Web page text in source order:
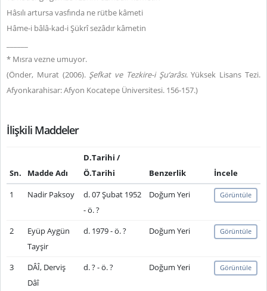
Hâsılı artursa vasfında ne rütbe kâmeti
Hâme-i bâlâ-kad-i Şükrî sezâdır kâmetin
* Mısra vezne umuyor.
(Önder, Murat (2006). Şefkat ve Tezkire-i Şu‘arâsı. Yüksek Lisans Tezi.
Afyonkarahisar: Afyon Kocatepe Üniversitesi. 156-157.)
İlişkili Maddeler
Sn. Madde Adı
D.Tarihi /
Ö.Tarihi
Benzerlik
İncele
1
Nadir Paksoy
d. 07 Şubat 1952
- ö. ?
Doğum Yeri Görüntüle
2
Eyüp Aygün
Tayşir
d. 1979 - ö. ? Doğum Yeri Görüntüle
3
DÂÎ, Derviş
Dâî
d. ? - ö. ? Doğum Yeri Görüntüle